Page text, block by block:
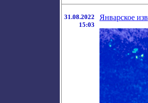
31.08.2022
15:03
Январское